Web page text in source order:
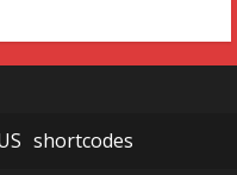
shortcodes